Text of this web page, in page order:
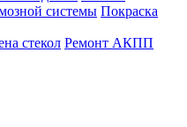
системы Покраска
стекол Ремонт АКПП